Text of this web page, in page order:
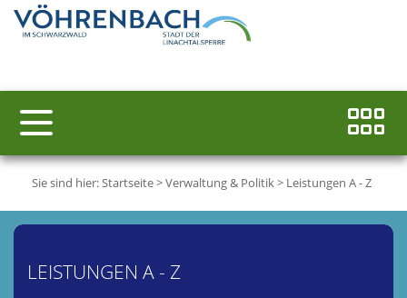
Sie sind hier:Startseite>Verwaltung & Politik> Leistungen A - Z
LEISTUNGEN A - Z